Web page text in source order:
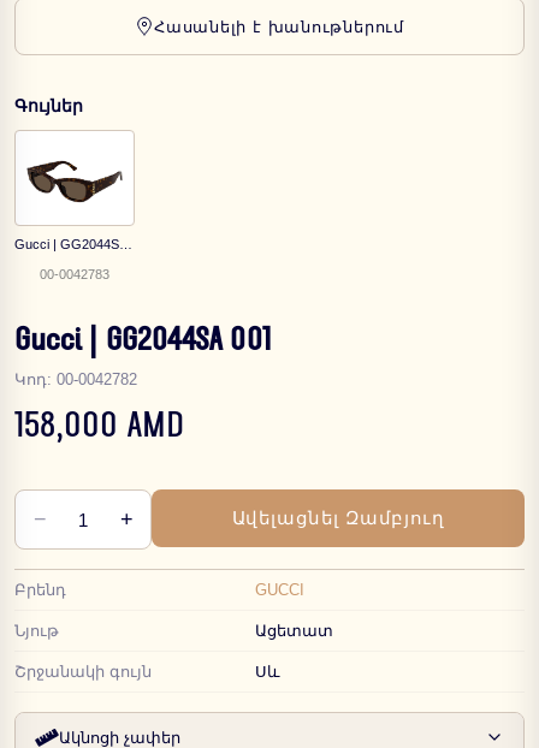
Հասանելի է խանութներում
Գույներ
00-0042783
Gucci | GG2044SA 001
Կոդ: 00-0042782
158,000 AMD
− 1 + Ավելացնել Զամբյուղ
Բրենդ GUCCI
Նյութ Ացետատ
Շրջանակի գույն Սև
Ակնոցի չափեր